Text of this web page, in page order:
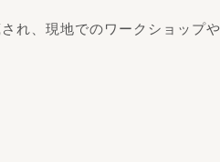
れ、現地でのワークショップ